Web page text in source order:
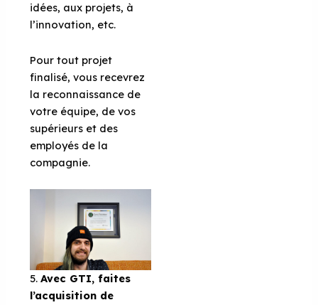
idées, aux projets, à
l’innovation, etc.
Pour tout projet
finalisé, vous recevrez
la reconnaissance de
votre équipe, de vos
supérieurs et des
employés de la
compagnie.
5.Avec GTI, faites
l’acquisition de